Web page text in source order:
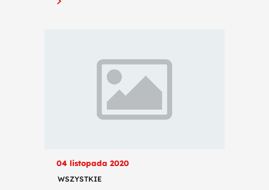
04 listopada 2020
WSZYSTKIE